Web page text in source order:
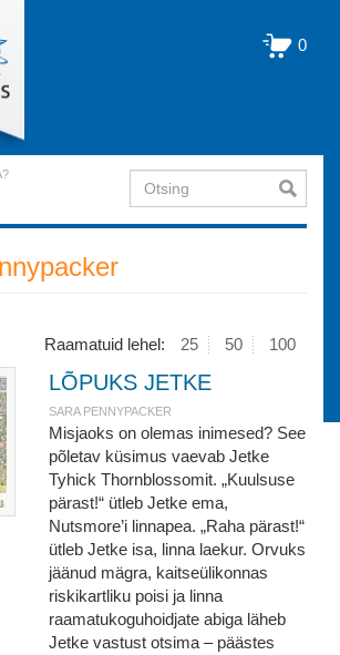
0
Otsing
Raamatuid lehel: 25 50 100
LÕPUKS JETKE
SARA PENNYPACKER
Misjaoks on olemas inimesed? See
põletav küsimus vaevab Jetke
Tyhick Thornblossomit. „Kuulsuse
pärast!“ ütleb Jetke ema,
Nutsmore’i linnapea. „Raha pärast!“
ütleb Jetke isa, linna laekur. Orvuks
jäänud mägra, kaitseülikonnas
riskikartliku poisi ja linna
raamatukoguhoidjate abiga läheb
Jetke vastust otsima – päästes